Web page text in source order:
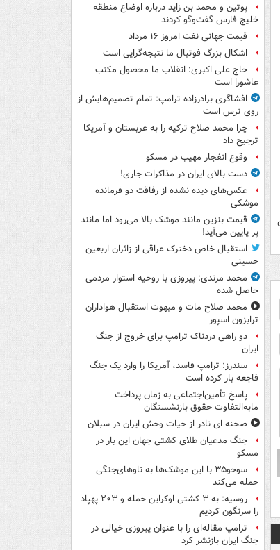
پوتین و محمد بن زاید درباره اوضاع منطقه
خلیج فارس گفت‌وگو کردند
قیمت جهانی نفت امروز ۱۶ مرداد
اشکال بزرگ فوتبال ما نتیجه‌گرایی است
حاج علی اکبری: انقلاب ما محصول مکتب
عاشورا است
افشاگری برادرزاده ترامپ: تمام تصمیم‌هایش از
روی ترس است
چرا محمد صلاح ترکیه را به عربستان و آمریکا
ترجیح داد
وقوع انفجار مهیب در مسکو
دست بالای ایران در مذاکرات جاری!
عکس‌های دیده نشده از رفاقت دو فرمانده‌
موشکی
قیمت بنزین مانند موشک بالا می‌رود اما مانند
پر پایین می‌آید!
استقبال خاص دخترک عراقی از زائران اربعین
حسینی
محمد مرندی: پیروزی با روحیه استوار مردمی
حاصل شده
محمد صلاح مات و مبهوت استقبال هواداران
ترابزون اسپور
دو راهی دردناک ترامپ برای خروج از جنگ
ایران
سندرز: ترامپ فاسد، آمریکا را وارد یک جنگ
فاجعه بار کرده است
پاسخ تأمین‌اجتماعی به زمان پرداخت
مابه‌التفاوت حقوق بازنشستگان
صحنه ای نادر از حیات وحش ایران در سبلان
جنگ مدعیان طلای کشتی جهان این بار در
مسکو
سوخو۳۵ با این موشک‌ها به ناوهای‌جنگی
حمله می‌کند
روسیه: به ۳ کشتی اوکراین حمله و ۲۰۳ پهپاد
را سرنگون کردیم
ترامپ مقاله‌ای را با عنوان پیروزی خیالی در
جنگ ایران بازنشر کرد